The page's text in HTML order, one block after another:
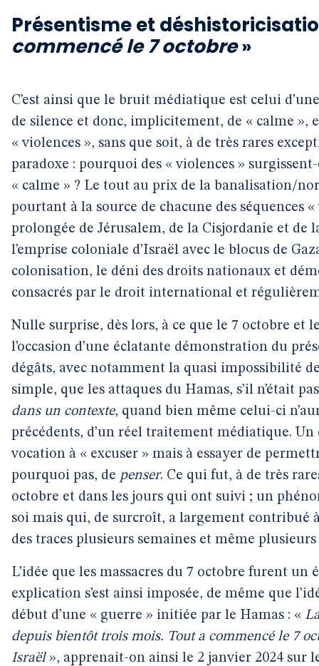
Présentisme et
commencé le 7 octobre»
C’est ainsi que le bruit médiatique est celui
de silence et donc, implicitement, de « calme »,
« violences », sans que soit, à de très rares
paradoxe : pourquoi des « violences »
« calme » ? Le tout au prix de la banalisation/
pourtant à la source de chacune des séquences
prolongée de Jérusalem, de la Cisjordanie et de
l’emprise coloniale d’Israël avec le blocus de
colonisation, le déni des droits nationaux et
consacrés par le droit international et
Nulle surprise, dès lors, à ce que le 7 octobre et
l’occasion d’une éclatante démonstration du
dégâts, avec notamment la quasi impossibilité
simple, que les attaques du Hamas, s’il n’était
dans un contexte, quand bien même celui-ci
précédents, d’un réel traitement médiatique. Un
vocation à « excuser » mais à essayer de
pourquoi pas, de penser. Ce qui fut, à de très
octobre et dans les jours qui ont suivi ; un
soi mais qui, de surcroît, a largement contribué
des traces plusieurs semaines et même
L’idée que les massacres du 7 octobre furent un
explication s’est ainsi imposée, de même que
début d’une « guerre » initiée par le Hamas : «
depuis bientôt trois mois. Tout a commencé le 7
Israël», apprenait-on ainsi le 2 janvier 2024 sur